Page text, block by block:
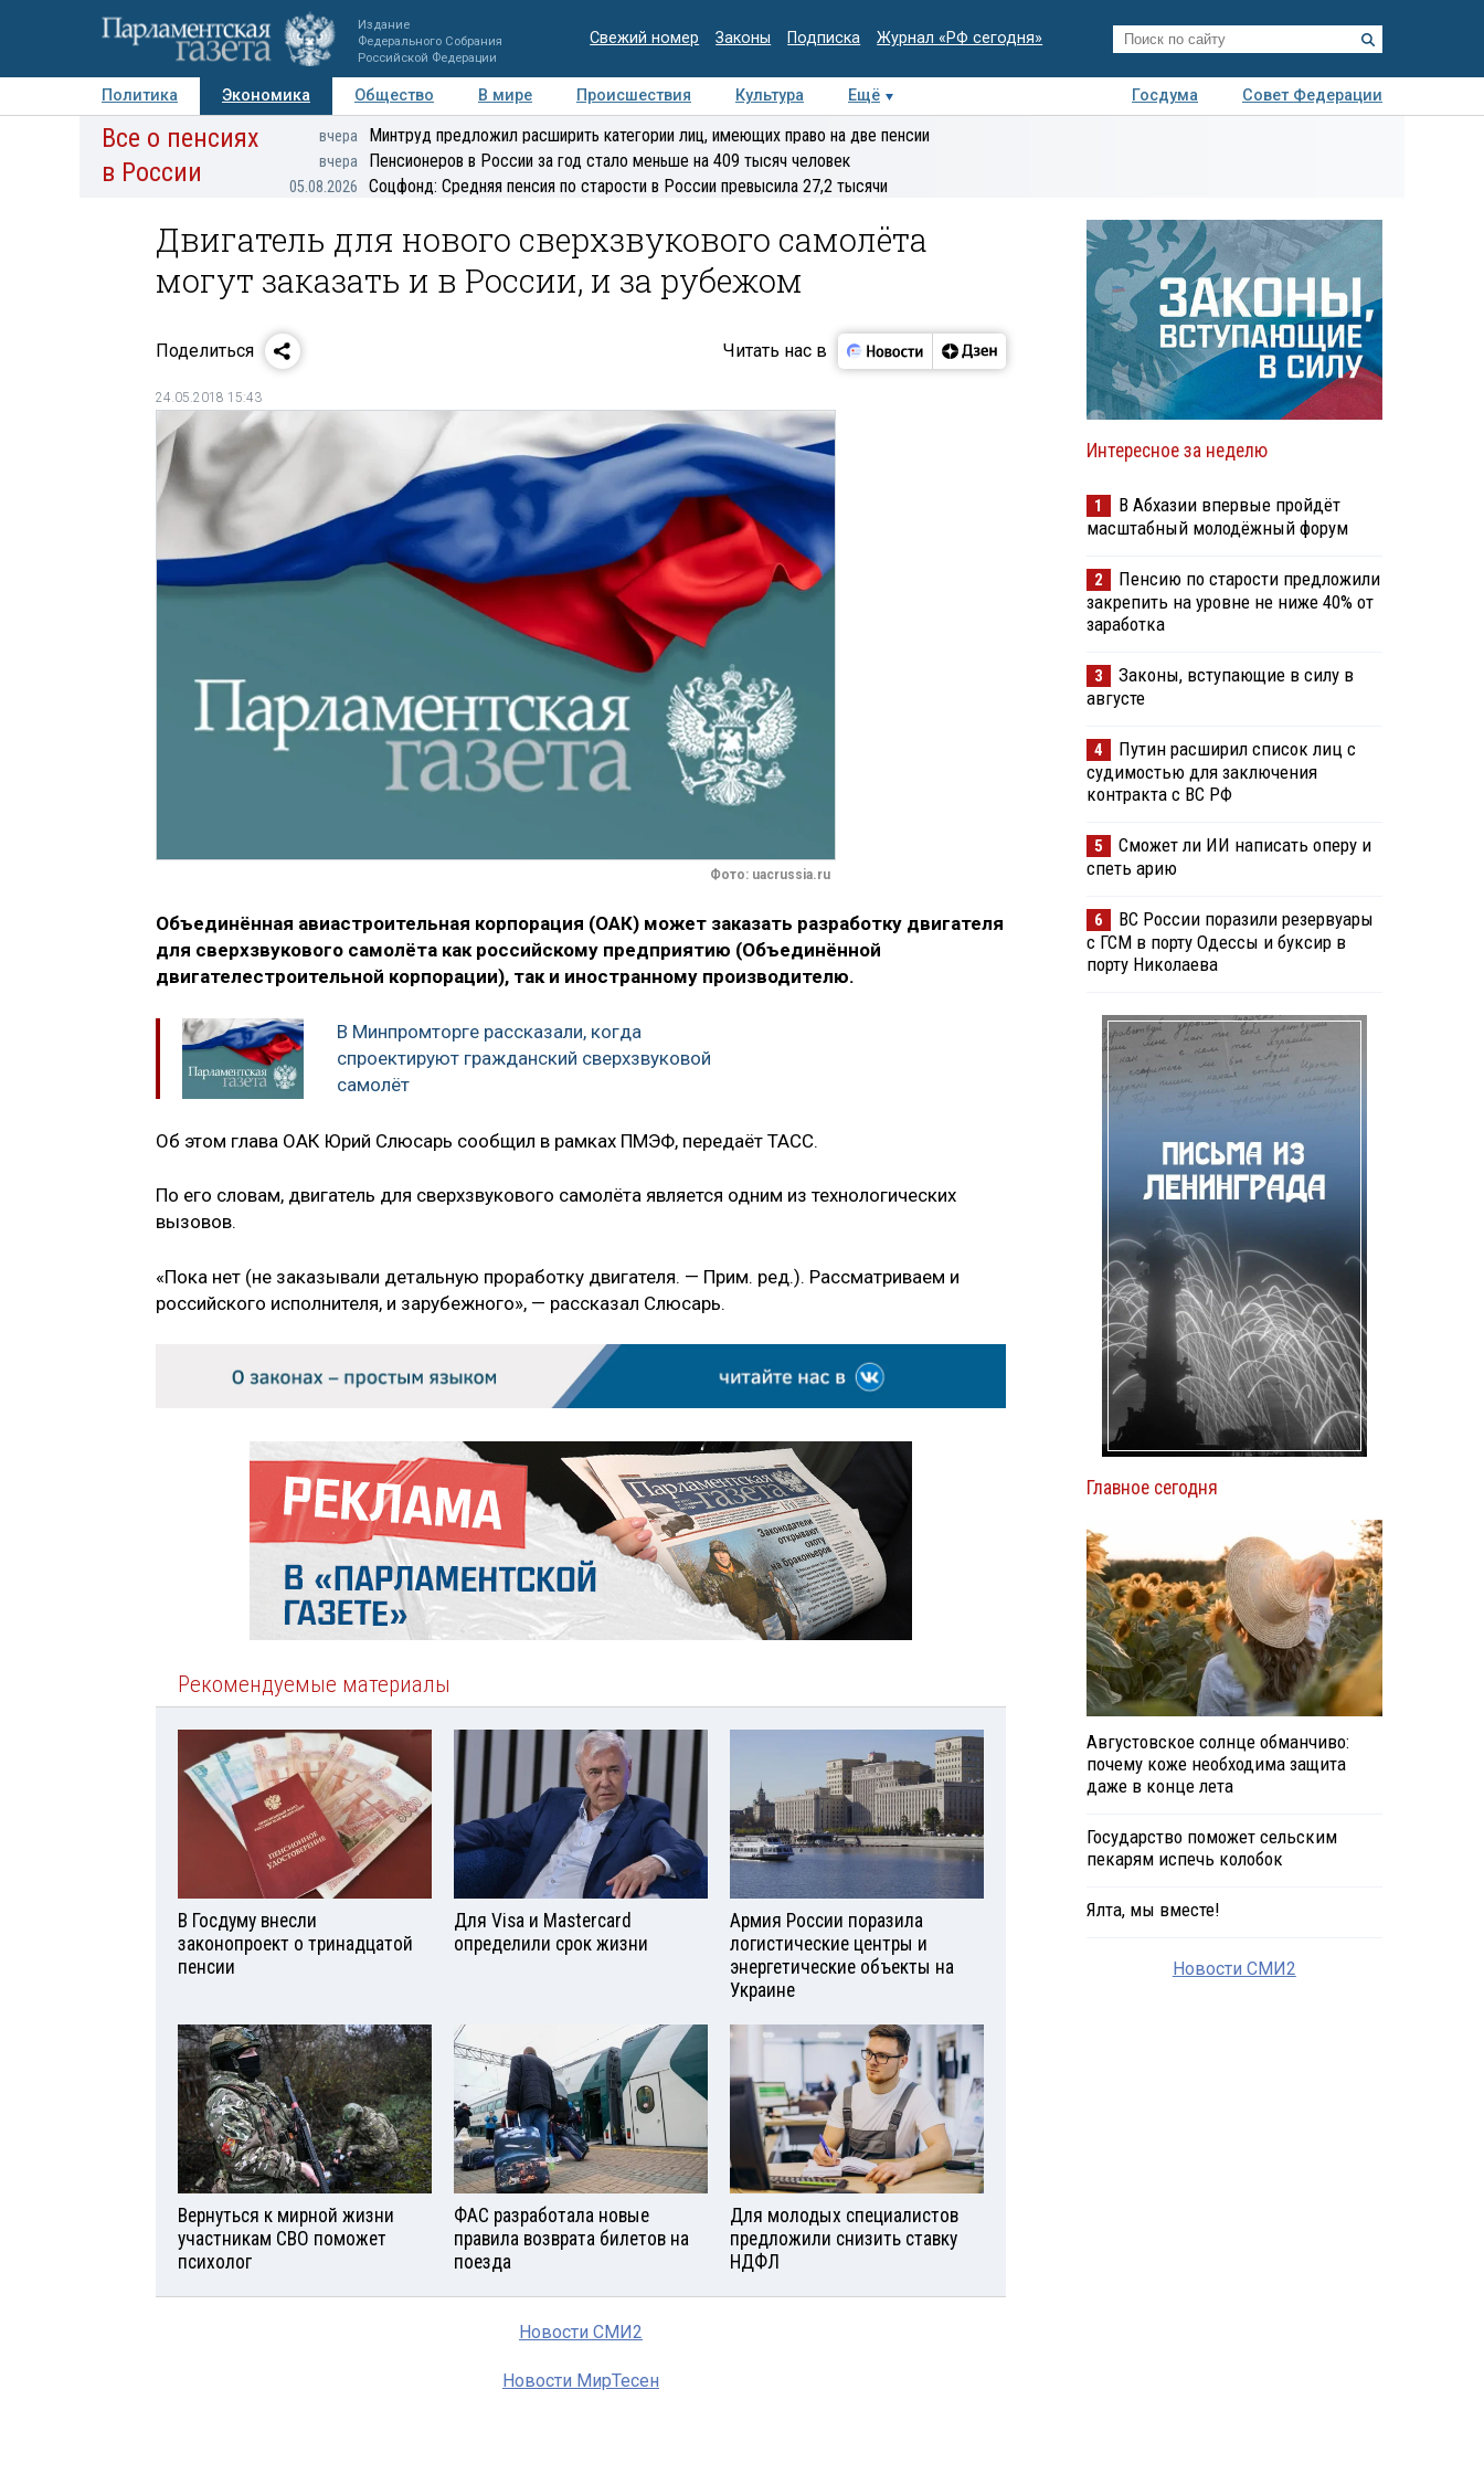
Издание
Федерального Собрания
Российской Федерации
Свежий номер Законы Подписка Журнал «РФ сегодня»
Политика Экономика Общество В мире Происшествия Культура Ещё Госдума
Совет Федерации
Авторы Персоны Мнения Регионы Медиацентр Интервью Колумнисты
Деловая
Все о пенсиях
в России
вчера Минтруд предложил расширить категории лиц, имеющих право на две пенсии
вчера Пенсионеров в России за год стало меньше на 409 тысяч человек
05.08.2026 Соцфонд: Средняя пенсия по старости в России превысила 27,2 тысячи
Двигатель для нового сверхзвукового самолёта
могут заказать и в России, и за рубежом
Поделиться Читать нас в
24.05.2018 15:43
Фото: uacrussia.ru
Объединённая авиастроительная корпорация (ОАК) может заказать разработку двигателя
для сверхзвукового самолёта как российскому предприятию (Объединённой
двигателестроительной корпорации), так и иностранному производителю.
В Минпромторге рассказали, когда
спроектируют гражданский сверхзвуковой
самолёт
Об этом глава ОАК Юрий Слюсарь сообщил в рамках ПМЭФ, передаёт ТАСС.
По его словам, двигатель для сверхзвукового самолёта является одним из технологических
вызовов.
«Пока нет (не заказывали детальную проработку двигателя. — Прим. ред.). Рассматриваем и
российского исполнителя, и зарубежного», — рассказал Слюсарь.
Рекомендуемые материалы
В Госдуму внесли
законопроект о тринадцатой
пенсии
Для Visа и Mastercard
определили срок жизни
Армия России поразила
логистические центры и
энергетические объекты на
Украине
Вернуться к мирной жизни
участникам СВО поможет
психолог
ФАС разработала новые
правила возврата билетов на
поезда
Для молодых специалистов
предложили снизить ставку
НДФЛ
Новости СМИ2
Новости МирТесен
Интересное за неделю
1
В Абхазии впервые пройдёт
масштабный молодёжный форум
2
Пенсию по старости предложили
закрепить на уровне не ниже 40% от
заработка
3
Законы, вступающие в силу в
августе
4
Путин расширил список лиц с
судимостью для заключения
контракта с ВС РФ
5
Сможет ли ИИ написать оперу и
спеть арию
6
ВС России поразили резервуары
с ГСМ в порту Одессы и буксир в
порту Николаева
Главное сегодня
Августовское солнце обманчиво:
почему коже необходима защита
даже в конце лета
Государство поможет сельским
пекарям испечь колобок
Ялта, мы вместе!
Новости СМИ2